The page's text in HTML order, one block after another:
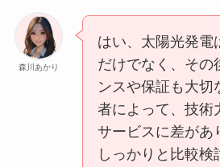
森川あかり
はい、太陽光発電
だけでなく、その
ンスや保証も大切
者によって、技術
サービスに差があ
しっかりと比較検